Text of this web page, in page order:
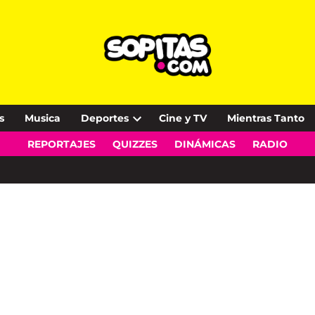
Musica Deportes
Open
dropdown
Cine y TV Mientras Tanto
REPORTAJES QUIZZES DINÁMICAS RADIO